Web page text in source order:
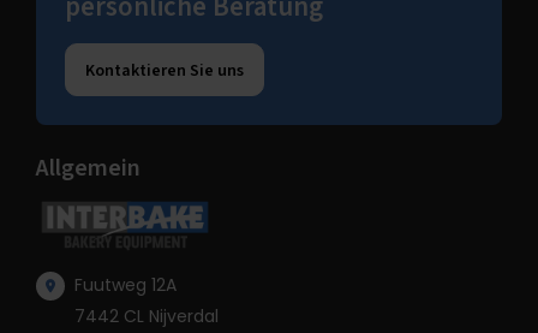
Kontaktieren Sie uns
Allgemein
Fuutweg 12A
7442 CL Nijverdal